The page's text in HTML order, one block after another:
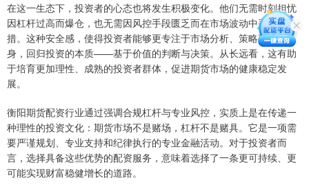
在这一生态下，投资者的心态也将发生积极变化。他们无需时刻担忧
因杠杆过高而爆仓，也无需因风控手段匮乏而在市场波动中手足无
措。这种安全感，使得投资者能够更专注于市场分析、策略研究本
身，回归投资的本质——基于价值的判断与决策。从长远看，这有助
于培育更加理性、成熟的投资者群体，促进期货市场的健康稳定发
展。
衡阳期货配资行业通过强调合规杠杆与专业风控，实质上是在传递一
种理性的投资文化：期货市场不是赌场，杠杆不是赌具。它是一项需
要严谨规划、专业支持和纪律执行的专业金融活动。对于投资者而
言，选择具备这些优势的配资服务，意味着选择了一条更可持续、更
可能实现财富稳健增长的道路。